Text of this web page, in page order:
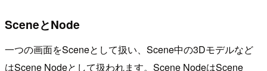
SceneとNode
一つの画面をSceneとして扱い、Scene中の3Dモデルなど
はScene Nodeとして扱われます。Scene NodeはScene